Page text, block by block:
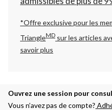
*Offre exclusive pour les
TriangleMD sur les articles
savoir plus
Ouvrez une session pour
Vous n’avez pas de compte?